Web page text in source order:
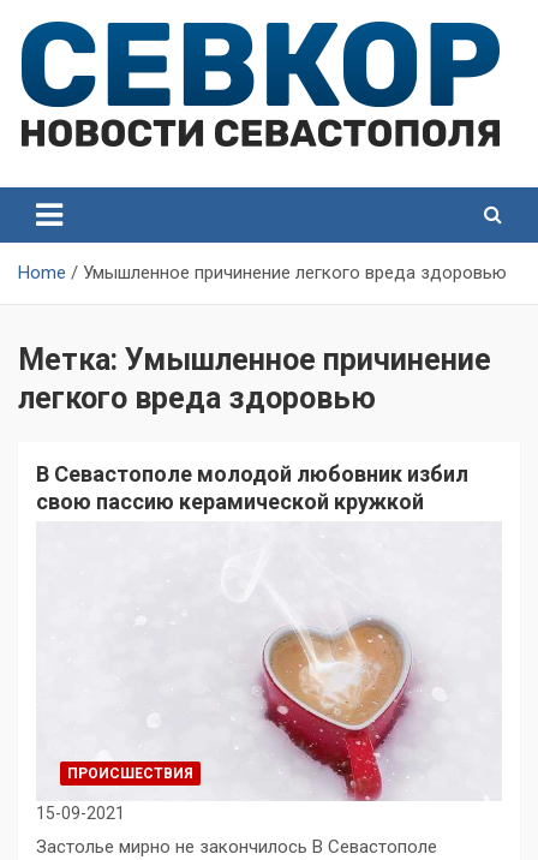
content
Севастополя
Севастополя
Home Умышленное причинение легкого вреда здоровью
Метка: Умышленное причинение
легкого вреда здоровью
В Севастополе молодой любовник избил
свою пассию керамической кружкой
ПРОИСШЕСТВИЯ
15-09-2021
Застолье мирно не закончилось В Севастополе